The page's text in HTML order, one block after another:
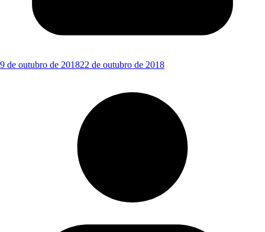
9 de outubro de 201822 de outubro de 2018